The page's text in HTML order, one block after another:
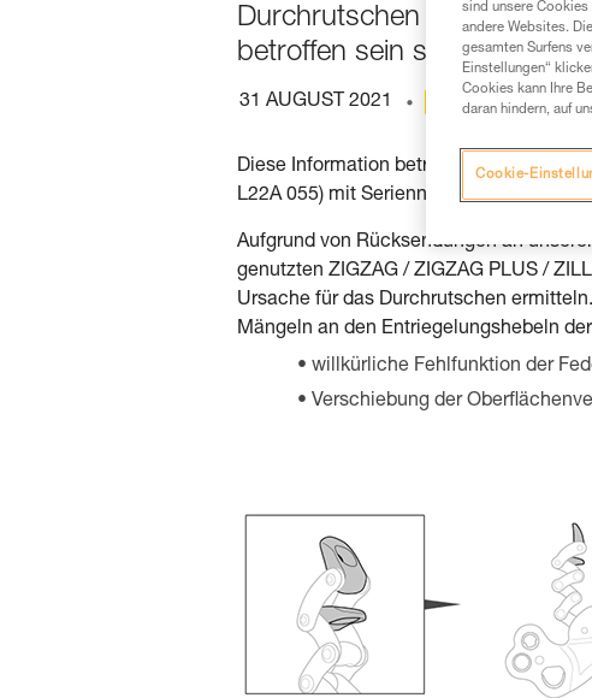
Durchrutschen
betroffen sein sollte, bieten
31 AUGUST 2021 ARCHIV
Diese Information betrifft ausschließlich
L22A 055) mit Seriennummern
Aufgrund von Rücksendungen an
genutzten ZIGZAG / ZIGZAG PLUS /
Ursache für das Durchrutschen
Mängeln an den Entriegelungshebeln
willkürliche Fehlfunktion der
Verschiebung der
sind unsere Cookies
andere Websites.
gesamten Surfens
Einstellungen“
Cookies kann Ihre
daran hindern, auf
Cookie-